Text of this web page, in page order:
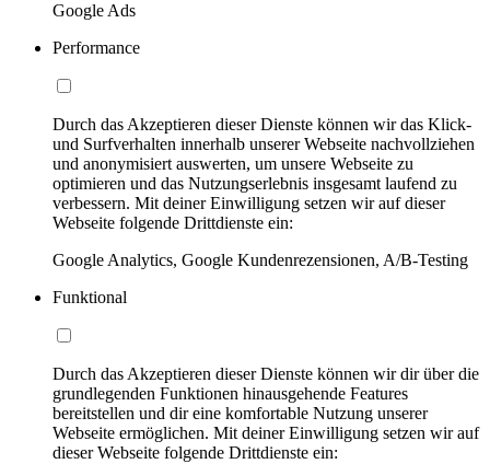
Google Ads
Performance
Durch das Akzeptieren dieser Dienste können wir das Klick-
und Surfverhalten innerhalb unserer Webseite nachvollziehen
und anonymisiert auswerten, um unsere Webseite zu
optimieren und das Nutzungserlebnis insgesamt laufend zu
verbessern. Mit deiner Einwilligung setzen wir auf dieser
Webseite folgende Drittdienste ein:
Google Analytics, Google Kundenrezensionen, A/B-Testing
Funktional
Durch das Akzeptieren dieser Dienste können wir dir über die
grundlegenden Funktionen hinausgehende Features
bereitstellen und dir eine komfortable Nutzung unserer
Webseite ermöglichen. Mit deiner Einwilligung setzen wir auf
dieser Webseite folgende Drittdienste ein: